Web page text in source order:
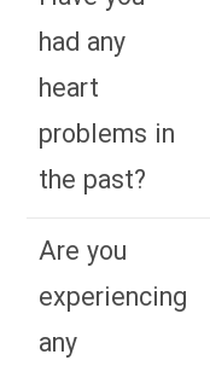
had any
heart
problems in
the past?
Are you
experiencing
any